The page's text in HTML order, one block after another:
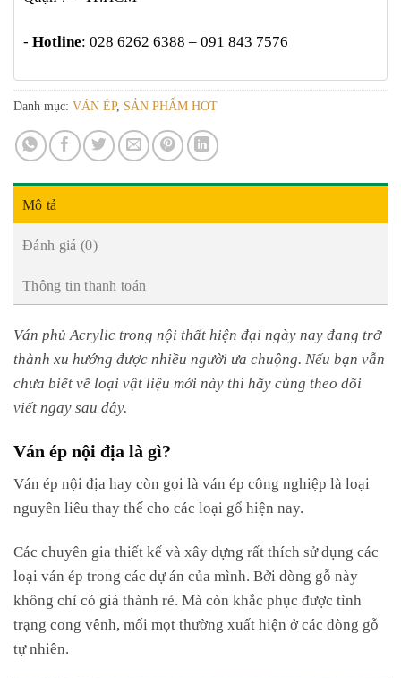
- Hotline: 028 6262 6388 – 091 843 7576
Danh mục: VÁN ÉP, SẢN PHẨM HOT
Mô tả
Đánh giá (0)
Thông tin thanh toán
Ván phủ Acrylic trong nội thất hiện đại ngày nay đang trở
thành xu hướng được nhiều người ưa chuộng. Nếu bạn vẫn
chưa biết về loại vật liệu mới này thì hãy cùng theo dõi
viết ngay sau đây.
Ván ép nội địa là gì?
Ván ép nội địa hay còn gọi là ván ép công nghiệp là loại
nguyên liêu thay thế cho các loại gổ hiện nay.
Các chuyên gia thiết kế và xây dựng rất thích sử dụng các
loại ván ép trong các dự án của mình. Bởi dòng gỗ này
không chỉ có giá thành rẻ. Mà còn khắc phục được tình
trạng cong vênh, mối mọt thường xuất hiện ở các dòng gỗ
tự nhiên.